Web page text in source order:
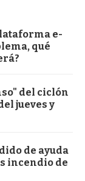
e-
qué
del ciclón
jueves y
de ayuda
incendio de